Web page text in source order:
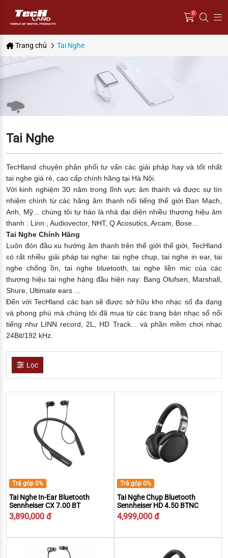
0
Trang chủ Tai Nghe
Tai Nghe
TecHland chuyên phân phối tư vấn các giải pháp hay và tốt nhất
tai nghe giá rẻ, cao cấp chính hãng tại Hà Nội.
Với kinh nghiệm 30 năm trong lĩnh vực âm thanh và được sự tín
nhiệm chính từ các hãng âm thanh nối tiếng thế giới Đan Mạch,
Anh, Mỹ... chúng tôi tự hào là nhà đại diện nhiều thương hiệu âm
thanh : Linn , Audiovector, NHT, Q Acosutics, Arcam, Bose...
Tai Nghe Chính Hãng
Luôn đón đầu xu hướng âm thanh trên thế giới thế giới, TecHland
có rất nhiều giải pháp tai nghe: tai nghe chụp, tai nghe in ear, tai
nghe chống ồn, tai nghe bluetooth, tai nghe liền mic của các
thương hiệu tai nghe hàng đầu hiện nay: Bang Olufsen, Marshall,
Shure, Ultimate ears ...
Đến với TecHland các bạn sẽ được sở hữu kho nhạc số đa dạng
và phong phú mà chúng tôi đã mua từ các trang bán nhạc số nổi
tiếng như LINN record, 2L, HD Track... và phần mềm chơi nhạc
24Bit/192 kHz.
Lọc
Trả góp 0%
Tai Nghe In-Ear Bluetooth
Sennheiser CX 7.00 BT
3,890,000 đ
Trả góp 0%
Tai Nghe Chụp Bluetooth
Sennheiser HD 4.50 BTNC
4,999,000 đ